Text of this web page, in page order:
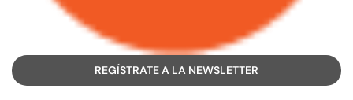
REGÍSTRATE A LA NEWSLETTER